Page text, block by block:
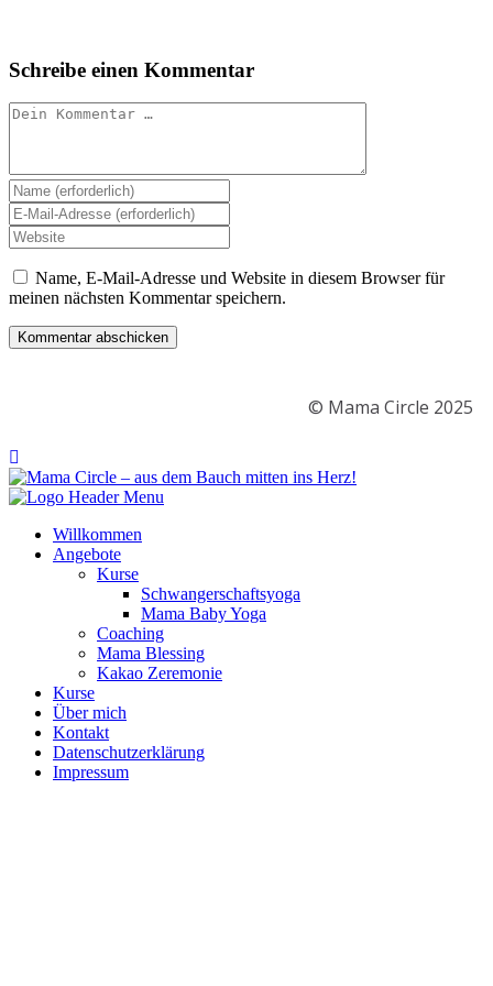
Schreibe einen Kommentar
Name, E-Mail-Adresse und Website in diesem Browser für
meinen nächsten Kommentar speichern.
© Mama Circle 2025
Willkommen
Angebote
Kurse
Schwangerschaftsyoga
Mama Baby Yoga
Coaching
Mama Blessing
Kakao Zeremonie
Kurse
Über mich
Kontakt
Datenschutzerklärung
Impressum